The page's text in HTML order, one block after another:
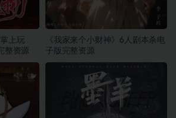
上玩
整资源
《我家来个小财神》6人剧本杀电
子版完整资源